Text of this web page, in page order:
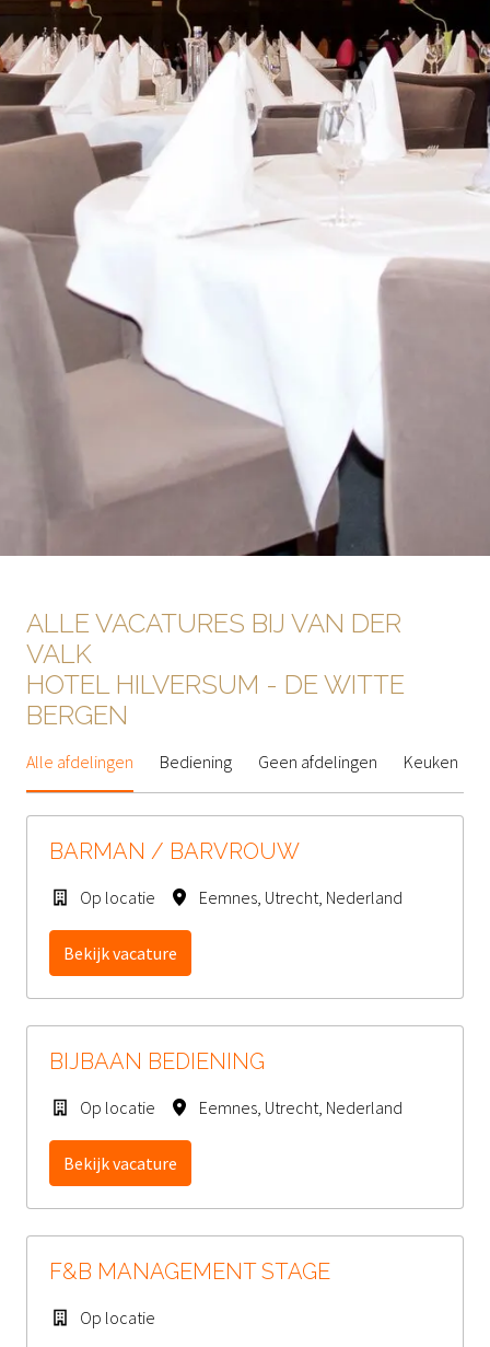
ALLE VACATURES BIJ VAN DER
VALK
HOTEL HILVERSUM - DE WITTE
BERGEN
Alle afdelingen Bediening Geen afdelingen Keuken
BARMAN / BARVROUW
Op locatie Eemnes, Utrecht, Nederland
Bekijk vacature
BIJBAAN BEDIENING
Op locatie Eemnes, Utrecht, Nederland
Bekijk vacature
F&B MANAGEMENT STAGE
Op locatie